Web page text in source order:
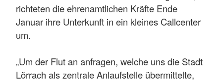
richteten die ehrenamtlichen Kräfte Ende
Januar ihre Unterkunft in ein kleines Callcenter
um.
„Um der Flut an anfragen, welche uns die Stadt
Lörrach als zentrale Anlaufstelle übermittelte,